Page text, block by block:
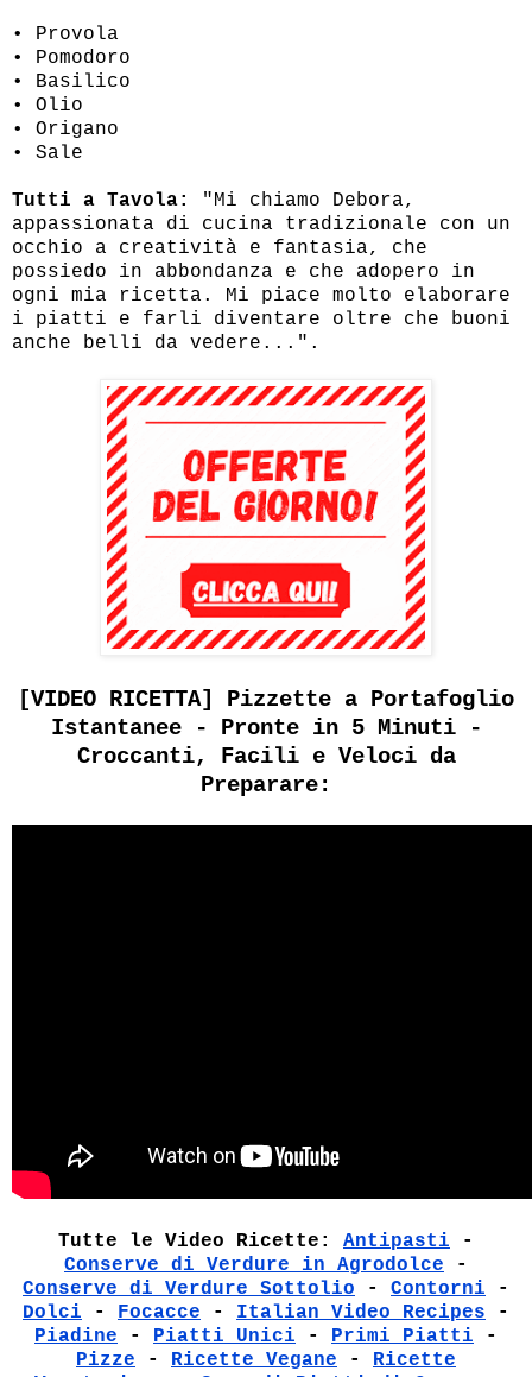
• Provola
• Pomodoro
• Basilico
• Olio
• Origano
• Sale
Tutti a Tavola:
"Mi chiamo Debora,
appassionata di cucina tradizionale con un
occhio a creatività e fantasia, che
possiedo in abbondanza e che adopero in
ogni mia ricetta. Mi piace molto elaborare
i piatti e farli diventare oltre che buoni
anche belli da vedere...".
[VIDEO RICETTA] Pizzette a Portafoglio
Istantanee - Pronte in 5 Minuti -
Croccanti, Facili e Veloci da
Preparare:
Tutte le Video Ricette: Antipasti -
Conserve di Verdure in Agrodolce -
Conserve di Verdure Sottolio - Contorni -
Dolci - Focacce - Italian Video Recipes -
Piadine - Piatti Unici - Primi Piatti -
Pizze - Ricette Vegane - Ricette